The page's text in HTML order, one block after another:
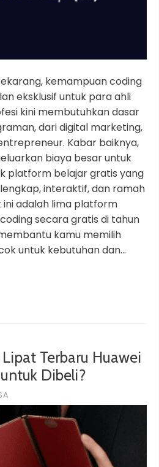
kemampuan coding
eksklusif untuk para ahli
kini membutuhkan dasar
dari digital marketing,
Kabar baiknya,
biaya besar untuk
platform belajar gratis yang
interaktif, dan ramah
ini adalah lima platform
secara gratis di tahun
kamu memilih
untuk kebutuhan dan…
Terbaru Huawei
Dibeli?